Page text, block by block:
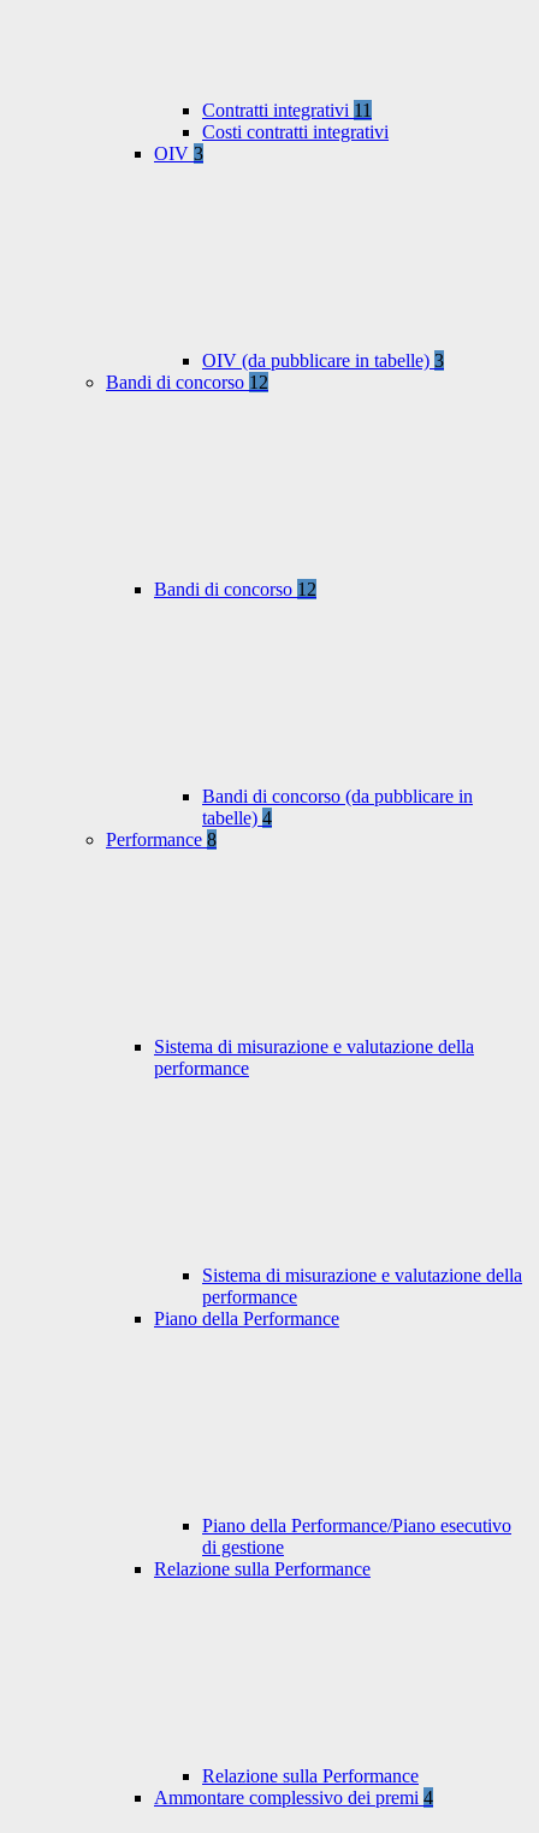
Contratti integrativi 11
Costi contratti integrativi
OIV 3
OIV (da pubblicare in tabelle) 3
Bandi di concorso 12
Bandi di concorso 12
Bandi di concorso (da pubblicare in
tabelle) 4
Performance 8
Sistema di misurazione e valutazione della
performance
Sistema di misurazione e valutazione della
performance
Piano della Performance
Piano della Performance/Piano esecutivo
di gestione
Relazione sulla Performance
Relazione sulla Performance
Ammontare complessivo dei premi 4